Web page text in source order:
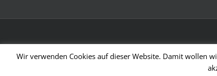
Wir verwenden Cookies auf dieser Website. Damit wollen